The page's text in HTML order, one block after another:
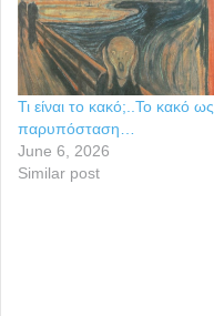
Τι είναι το κακό;..Το κακό ως
παρυπόσταση…
June 6, 2026
Similar post